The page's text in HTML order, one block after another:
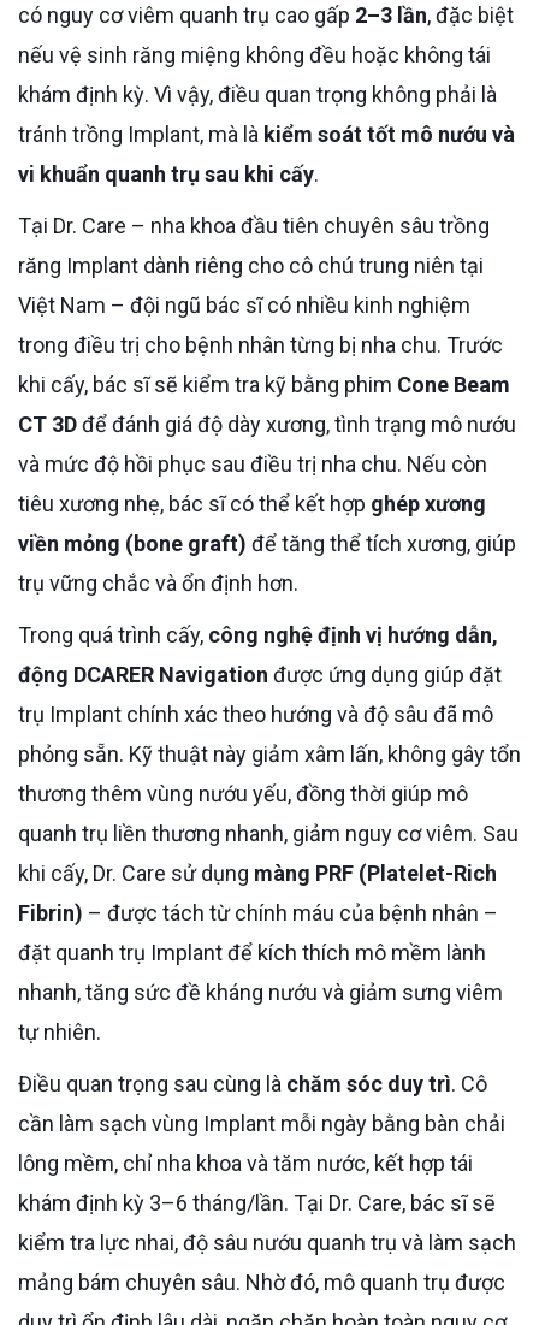
có nguy cơ viêm quanh trụ cao gấp 2–3 lần, đặc biệt
nếu vệ sinh răng miệng không đều hoặc không tái
khám định kỳ. Vì vậy, điều quan trọng không phải là
tránh trồng Implant, mà là kiểm soát tốt mô nướu và
vi khuẩn quanh trụ sau khi cấy.
Tại Dr. Care – nha khoa đầu tiên chuyên sâu trồng
răng Implant dành riêng cho cô chú trung niên tại
Việt Nam – đội ngũ bác sĩ có nhiều kinh nghiệm
trong điều trị cho bệnh nhân từng bị nha chu. Trước
khi cấy, bác sĩ sẽ kiểm tra kỹ bằng phim Cone Beam
CT 3Dđể đánh giá độ dày xương, tình trạng mô nướu
và mức độ hồi phục sau điều trị nha chu. Nếu còn
tiêu xương nhẹ, bác sĩ có thể kết hợp ghép xương
viền mỏng (bone graft) để tăng thể tích xương, giúp
trụ vững chắc và ổn định hơn.
Trong quá trình cấy, công nghệ định vị hướng dẫn,
động DCARER Navigation được ứng dụng giúp đặt
trụ Implant chính xác theo hướng và độ sâu đã mô
phỏng sẵn. Kỹ thuật này giảm xâm lấn, không gây tổn
thương thêm vùng nướu yếu, đồng thời giúp mô
quanh trụ liền thương nhanh, giảm nguy cơ viêm. Sau
khi cấy, Dr. Care sử dụng màng PRF (Platelet-Rich
Fibrin) – được tách từ chính máu của bệnh nhân –
đặt quanh trụ Implant để kích thích mô mềm lành
nhanh, tăng sức đề kháng nướu và giảm sưng viêm
tự nhiên.
Điều quan trọng sau cùng là chăm sóc duy trì. Cô
cần làm sạch vùng Implant mỗi ngày bằng bàn chải
lông mềm, chỉ nha khoa và tăm nước, kết hợp tái
khám định kỳ 3–6 tháng/lần. Tại Dr. Care, bác sĩ sẽ
kiểm tra lực nhai, độ sâu nướu quanh trụ và làm sạch
mảng bám chuyên sâu. Nhờ đó, mô quanh trụ được